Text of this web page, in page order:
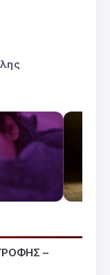
–